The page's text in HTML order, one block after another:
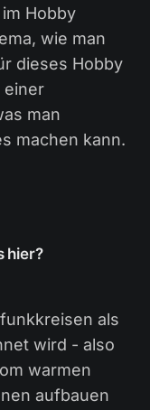
Hobby
wie man
dieses Hobby
einer
man
machen kann.
hier?
als
wird - also
warmen
aufbauen